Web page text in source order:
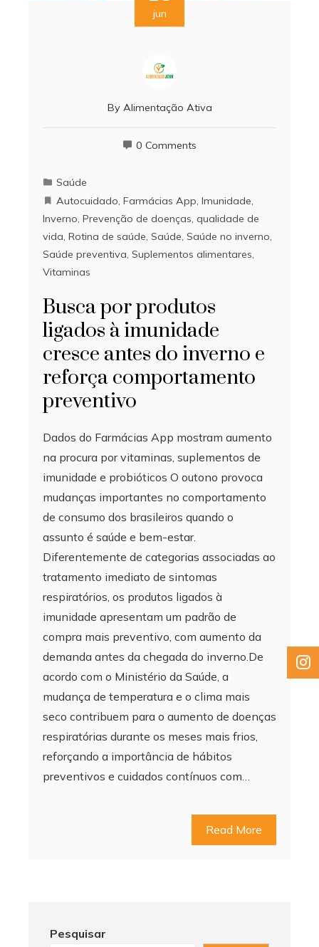
jun
By Alimentação Ativa
0 Comments
Saúde
Autocuidado, Farmácias App, Imunidade,
Inverno, Prevenção de doenças, qualidade de
vida, Rotina de saúde, Saúde, Saúde no inverno,
Saúde preventiva, Suplementos alimentares,
Vitaminas
Busca por produtos
ligados à imunidade
cresce antes do inverno e
reforça comportamento
preventivo
Dados do Farmácias App mostram aumento
na procura por vitaminas, suplementos de
imunidade e probióticos O outono provoca
mudanças importantes no comportamento
de consumo dos brasileiros quando o
assunto é saúde e bem-estar.
Diferentemente de categorias associadas ao
tratamento imediato de sintomas
respiratórios, os produtos ligados à
imunidade apresentam um padrão de
compra mais preventivo, com aumento da
demanda antes da chegada do inverno.De
acordo com o Ministério da Saúde, a
mudança de temperatura e o clima mais
seco contribuem para o aumento de doenças
respiratórias durante os meses mais frios,
reforçando a importância de hábitos
preventivos e cuidados contínuos com…
Read More
Pesquisar